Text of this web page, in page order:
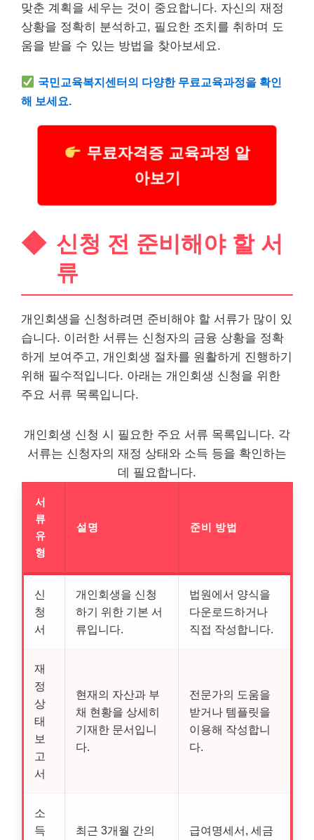
맞춘 계획을 세우는 것이 중요합니다. 자신의 재정
상황을 정확히 분석하고, 필요한 조치를 취하며 도
움을 받을 수 있는 방법을 찾아보세요.
국민교육복지센터의 다양한 무료교육과정을 확인
해 보세요.
무료자격증 교육과정 알
아보기
신청 전 준비해야 할 서
류
개인회생을 신청하려면 준비해야 할 서류가 많이 있
습니다. 이러한 서류는 신청자의 금융 상황을 정확
하게 보여주고, 개인회생 절차를 원활하게 진행하기
위해 필수적입니다. 아래는 개인회생 신청을 위한
주요 서류 목록입니다.
개인회생 신청 시 필요한 주요 서류 목록입니다. 각
서류는 신청자의 재정 상태와 소득 등을 확인하는
데 필요합니다.
서
류
유
형
설명 준비 방법
신
청
서
개인회생을 신청
하기 위한 기본 서
류입니다.
법원에서 양식을
다운로드하거나
직접 작성합니다.
재
정
상
태
보
고
서
현재의 자산과 부
채 현황을 상세히
기재한 문서입니
다.
전문가의 도움을
받거나 템플릿을
이용해 작성합니
다.
소
득
최근 3개월 간의
급여명세서, 세금